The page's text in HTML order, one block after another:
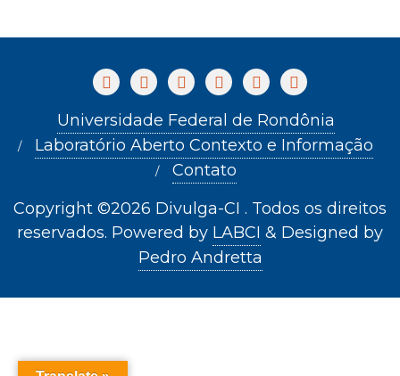
Universidade Federal de Rondônia
Laboratório Aberto Contexto e Informação
Contato
Copyright ©2026 Divulga-CI . Todos os direitos
reservados. Powered by LABCI & Designed by
Pedro Andretta